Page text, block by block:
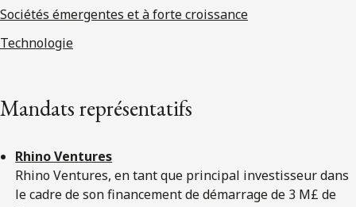
Sociétés émergentes et à forte croissance
Technologie
Mandats représentatifs
Rhino Ventures
Rhino Ventures, en tant que principal investisseur dans
le cadre de son financement de démarrage de 3 M£ de